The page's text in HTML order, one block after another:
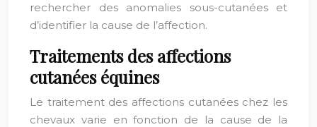
rechercher des anomalies sous-cutanées et
d’identifier la cause de l’affection.
Traitements des affections
cutanées équines
Le traitement des affections cutanées chez les
chevaux varie en fonction de la cause de la